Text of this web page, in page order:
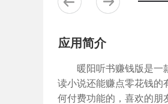
应用简介
暖阳听书赚钱版是一
读小说还能赚点零花钱的
何付费功能的，喜欢的朋